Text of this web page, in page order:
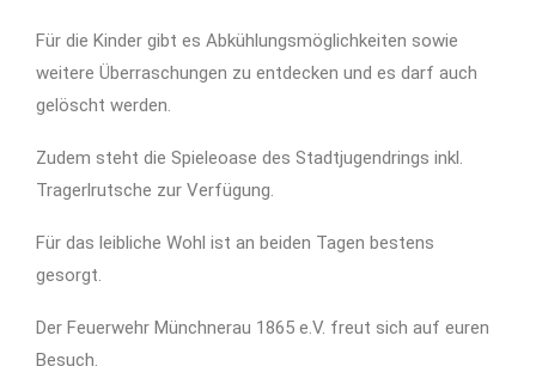
Für die Kinder gibt es Abkühlungsmöglichkeiten sowie
weitere Überraschungen zu entdecken und es darf auch
gelöscht werden.
Zudem steht die Spieleoase des Stadtjugendrings inkl.
Tragerlrutsche zur Verfügung.
Für das leibliche Wohl ist an beiden Tagen bestens
gesorgt.
Der Feuerwehr Münchnerau 1865 e.V. freut sich auf euren
Besuch.